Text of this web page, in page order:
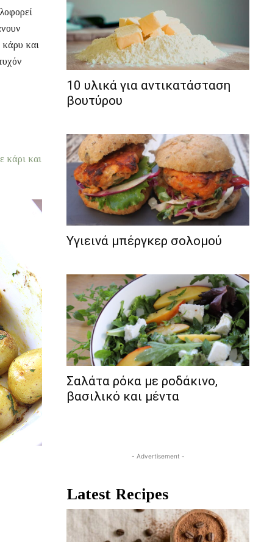
και
κάρι και
10 υλικά για αντικατάσταση
βουτύρου
Υγιεινά μπέργκερ σολομού
Σαλάτα ρόκα με ροδάκινο,
βασιλικό και μέντα
- Advertisement -
Latest Recipes